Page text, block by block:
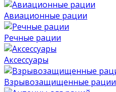
Авиационные рации
Речные рации
Аксессуары
Взрывозащищенные рации